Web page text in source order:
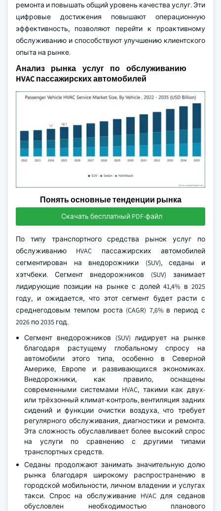
ремонта и повышать общий уровень качества услуг. Эти
цифровые достижения повышают операционную
эффективность, позволяют перейти к проактивному
обслуживанию и способствуют улучшению клиентского
опыта на рынке.
Анализ рынка услуг по обслуживанию
HVAC пассажирских автомобилей
Понять основные тенденции рынка
Скачать бесплатный PDF-файл
По типу транспортного средства рынок услуг по
обслуживанию HVAC пассажирских автомобилей
сегментирован на внедорожники (SUV), седаны и
хэтчбеки. Сегмент внедорожников (SUV) занимает
лидирующие позиции на рынке с долей 41,4% в 2025
году, и ожидается, что этот сегмент будет расти с
среднегодовым темпом роста (CAGR) 7,6% в период с
2026 по 2035 год.
Сегмент внедорожников (SUV) лидирует на рынке
благодаря растущему глобальному спросу на
автомобили этого типа, особенно в Северной
Америке, Европе и развивающихся экономиках.
Внедорожники, как правило, оснащены
современными системами HVAC, такими как двух-
или трёхзонный климат-контроль, вентиляция задних
сидений и функции очистки воздуха, что требует
регулярного обслуживания, диагностики и ремонта.
Эта сложность обуславливает более высокий спрос
на услуги по сравнению с другими типами
транспортных средств.
Седаны продолжают занимать значительную долю
рынка благодаря широкому распространению в
городской мобильности, личном владении и услугах
такси. Спрос на обслуживание HVAC для седанов
обусловлен необходимостью планового